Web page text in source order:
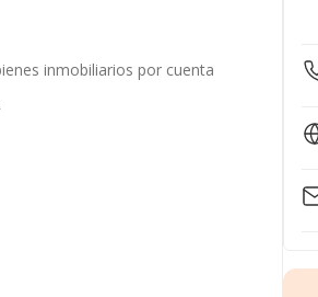
inmobiliarios por cuenta